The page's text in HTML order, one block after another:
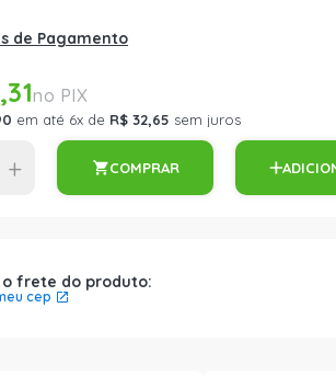
de Pagamento
em até 6x de R$ 32,65 sem juros
+ COMPRAR
o frete do produto:
cep